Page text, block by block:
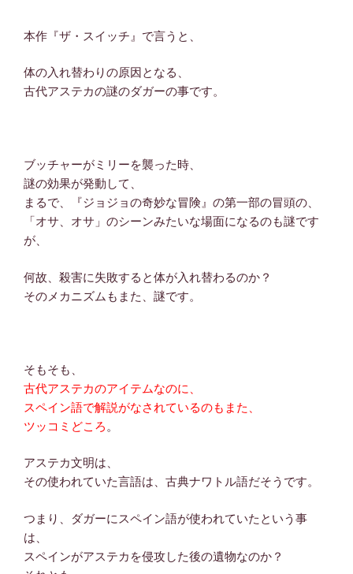
本作『ザ・スイッチ』で言うと、
体の入れ替わりの原因となる、
古代アステカの謎のダガーの事です。
ブッチャーがミリーを襲った時、
謎の効果が発動して、
まるで、『ジョジョの奇妙な冒険』の第一部の冒頭の、
「オサ、オサ」のシーンみたいな場面になるのも謎です
が、
何故、殺害に失敗すると体が入れ替わるのか？
そのメカニズムもまた、謎です。
そもそも、
古代アステカのアイテムなのに、
スペイン語で解説がなされているのもまた、
ツッコミどころ 。
アステカ文明は、
その使われていた言語は、古典ナワトル語だそうです。
つまり、ダガーにスペイン語が使われていたという事
は、
スペインがアステカを侵攻した後の遺物なのか？